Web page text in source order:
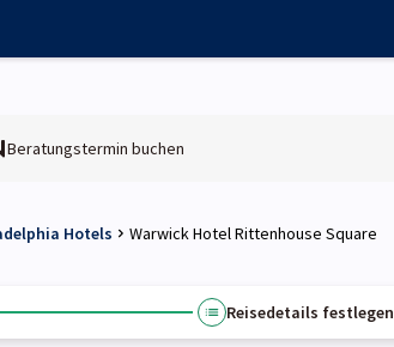
Beratungstermin buchen
Hotels Warwick Hotel Rittenhouse Square
Reisedetails festlegen